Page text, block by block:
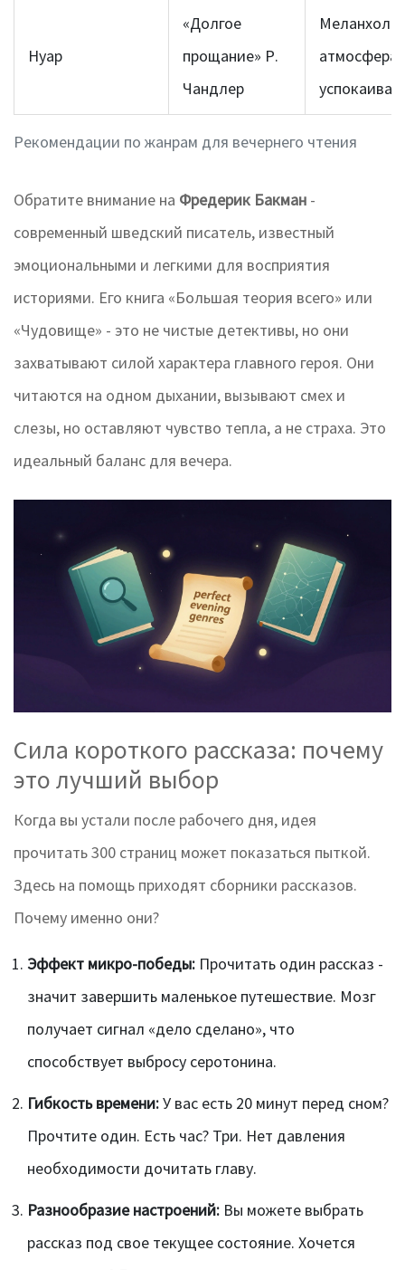
Рекомендации по жанрам для вечернего чтения
Нуар
«Долгое
прощание» Р.
Чандлер
атмосфера
Обратите внимание на Фредерик Бакман -
современный шведский писатель, известный
эмоциональными и легкими для восприятия
историями. Его книга «Большая теория всего» или
«Чудовище» - это не чистые детективы, но они
захватывают силой характера главного героя. Они
читаются на одном дыхании, вызывают смех и
слезы, но оставляют чувство тепла, а не страха. Это
идеальный баланс для вечера.
Сила короткого рассказа: почему
это лучший выбор
Когда вы устали после рабочего дня, идея
прочитать 300 страниц может показаться пыткой.
Здесь на помощь приходят сборники рассказов.
Почему именно они?
Эффект микро-победы: Прочитать один рассказ -
значит завершить маленькое путешествие. Мозг
получает сигнал «дело сделано», что
способствует выбросу серотонина.
Гибкость времени:У вас есть 20 минут перед сном?
Прочтите один. Есть час? Три. Нет давления
необходимости дочитать главу.
Разнообразие настроений: Вы можете выбрать
рассказ под свое текущее состояние. Хочется